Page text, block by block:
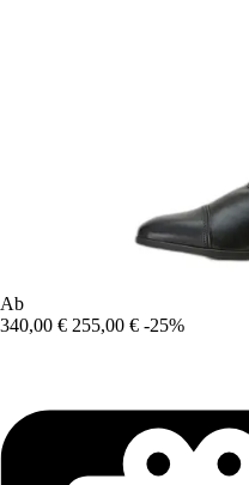
Ab
340,00 € 255,00 € -25%